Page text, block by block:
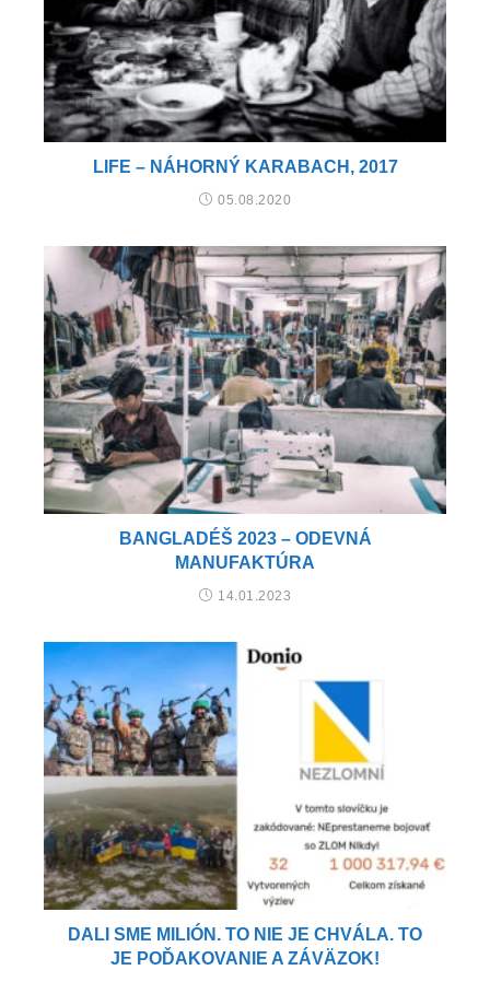
LIFE – NÁHORNÝ KARABACH, 2017
05.08.2020
BANGLADÉŠ 2023 – ODEVNÁ
MANUFAKTÚRA
14.01.2023
DALI SME MILIÓN. TO NIE JE CHVÁLA. TO
JE POĎAKOVANIE A ZÁVÄZOK!